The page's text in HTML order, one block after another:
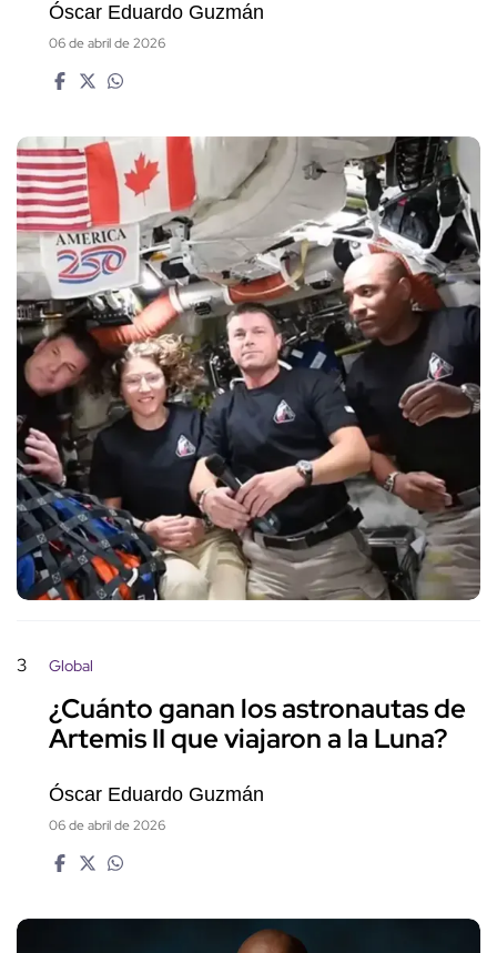
Óscar Eduardo Guzmán
06 de abril de 2026
3 Global
¿Cuánto ganan los astronautas de
Artemis II que viajaron a la Luna?
Óscar Eduardo Guzmán
06 de abril de 2026